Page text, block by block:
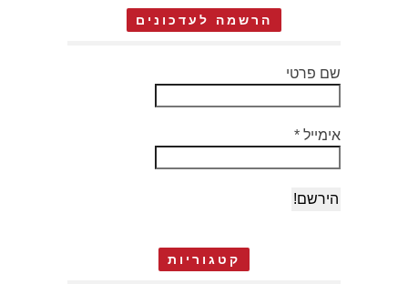
הרשמה לעדכונים
שם פרטי
אימייל *
קטגוריות